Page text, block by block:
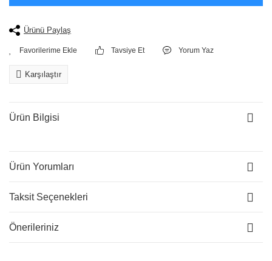
Ürünü Paylaş
Tavsiye Et Yorum Yaz
Karşılaştır
Ürün Bilgisi
Ürün Yorumları
Taksit Seçenekleri
Önerileriniz